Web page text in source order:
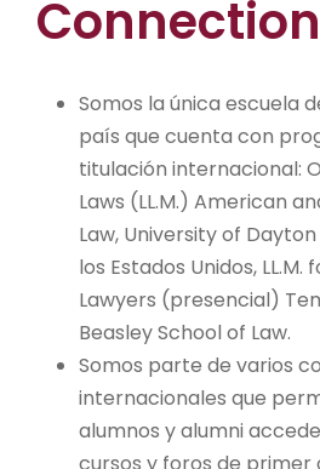
Somos la única escuela
país que cuenta con
titulación internacional:
Laws (LL.M.) American
Law, University of
los Estados Unidos,
Lawyers (presencial)
Beasley School of Law.
Somos parte de varios
internacionales que
alumnos y alumni
cursos y foros de primer